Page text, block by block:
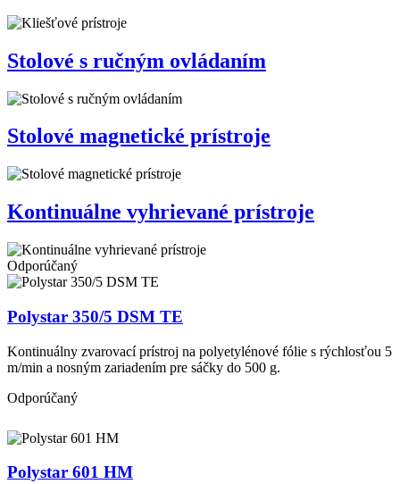
Stolové s ručným ovládaním
Stolové magnetické prístroje
Kontinuálne vyhrievané prístroje
Odporúčaný
Polystar 350/5 DSM TE
Kontinuálny zvarovací prístroj na polyetylénové fólie s rýchlosťou 5
m/min a nosným zariadením pre sáčky do 500 g.
Odporúčaný
Polystar 601 HM